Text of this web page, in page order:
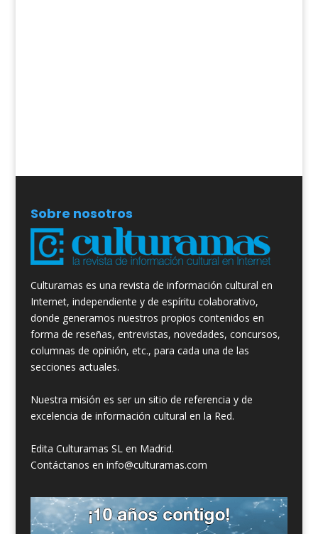
Sobre nosotros
Culturamas es una revista de información cultural en
Internet, independiente y de espíritu colaborativo,
donde generamos nuestros propios contenidos en
forma de reseñas, entrevistas, novedades, concursos,
columnas de opinión, etc., para cada una de las
secciones actuales.
Nuestra misión es ser un sitio de referencia y de
excelencia de información cultural en la Red.
Edita Culturamas SL en Madrid.
Contáctanos en info@culturamas.com